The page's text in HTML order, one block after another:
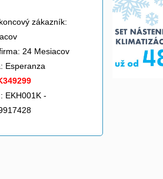
zákazník:
24 Mesiacov
Esperanza
EKH001K -